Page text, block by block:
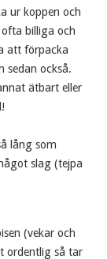
ur koppen och
billiga och
att förpacka
sedan också.
ätbart eller
lång som
slag (tejpa
(vekar och
ordentlig så tar